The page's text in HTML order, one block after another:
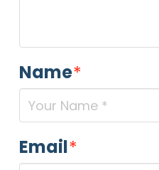
Name*
Email*
Privacy Policy completa